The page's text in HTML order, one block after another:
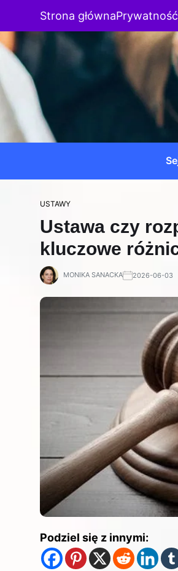
Strona głównaPrywatność
USTAWY
Ustawa czy
kluczowe
MONIKA SANACKA 2026-06-03
Podziel się z innymi: